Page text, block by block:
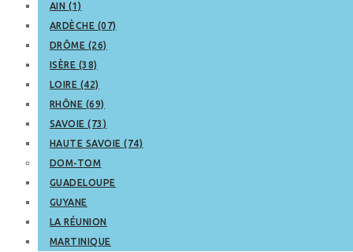
AIN (1)
ARDÈCHE (07)
DRÔME (26)
ISÈRE (38)
LOIRE (42)
RHÔNE (69)
SAVOIE (73)
HAUTE SAVOIE (74)
DOM-TOM
GUADELOUPE
GUYANE
LA RÉUNION
MARTINIQUE